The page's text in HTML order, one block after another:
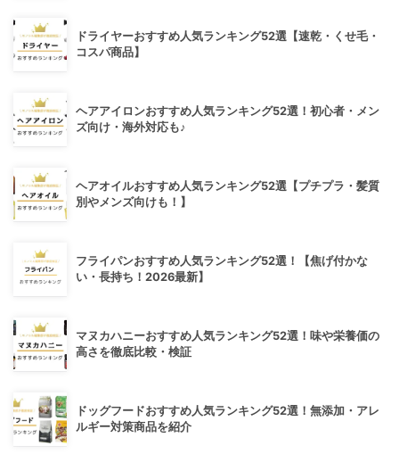
ドライヤーおすすめ人気ランキング52選【速乾・くせ毛・
コスパ商品】
ヘアアイロンおすすめ人気ランキング52選！初心者・メン
ズ向け・海外対応も♪
ヘアオイルおすすめ人気ランキング52選【プチプラ・髪質
別やメンズ向けも！】
フライパンおすすめ人気ランキング52選！【焦げ付かな
い・長持ち！2026最新】
マヌカハニーおすすめ人気ランキング52選！味や栄養価の
高さを徹底比較・検証
ドッグフードおすすめ人気ランキング52選！無添加・アレ
ルギー対策商品を紹介